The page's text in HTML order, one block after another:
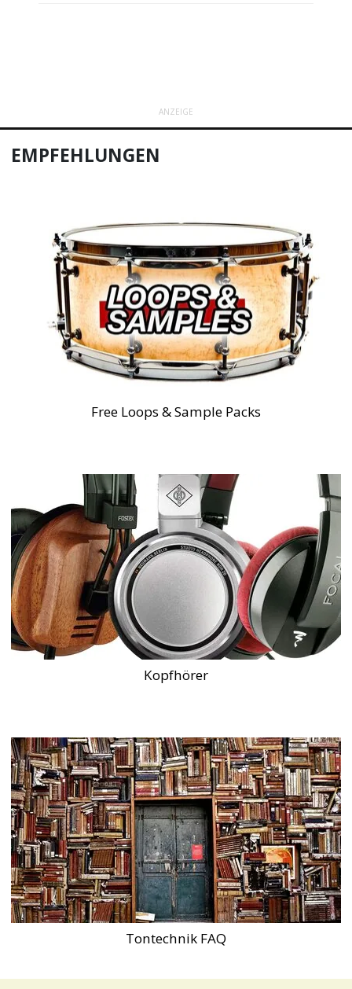
ANZEIGE
EMPFEHLUNGEN
Free Loops & Sample Packs
Kopfhörer
Tontechnik FAQ